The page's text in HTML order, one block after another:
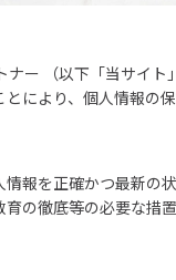
ー （以下「当サイ
により、個人情報の保
報を正確かつ最新の
の徹底等の必要な措